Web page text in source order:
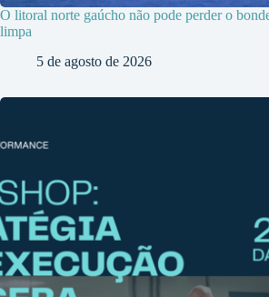
O litoral norte gaúcho não pode perder o
limpa
5 de agosto de 2026